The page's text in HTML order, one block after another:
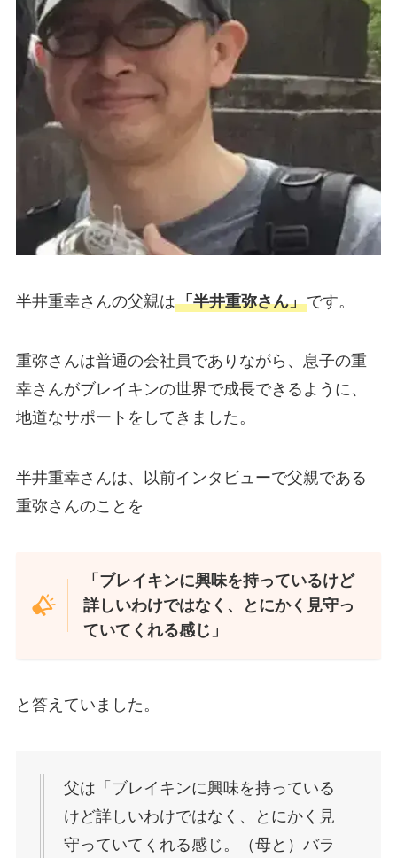
半井重幸さんの父親は「半井重弥さん」です。
重弥さんは普通の会社員でありながら、息子の重
幸さんがブレイキンの世界で成長できるように、
地道なサポートをしてきました。
半井重幸さんは、以前インタビューで父親である
重弥さんのことを
「ブレイキンに興味を持っているけど
詳しいわけではなく、とにかく見守っ
ていてくれる感じ」
と答えていました。
父は「ブレイキンに興味を持っている
けど詳しいわけではなく、とにかく見
守っていてくれる感じ。（母と）バラ